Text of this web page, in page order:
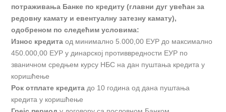
потраживања Банке по кредиту (главни дуг увећан за
редовну камату и евентуалну затезну камату),
одобреном по следећим условима:
Износ кредита од минимално 5.000,00 ЕУР до максималнo
450.000,00 ЕУР у динарској противвредности ЕУР по
званичном средњем курсу НБС на дан пуштања кредита у
коришћење
Рок отплате кредита до 10 година од дана пуштања
кредита у коришћење